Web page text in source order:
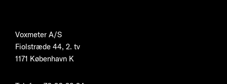
Voxmeter A/S
Fiolstræde 44, 2. tv
1171 København K